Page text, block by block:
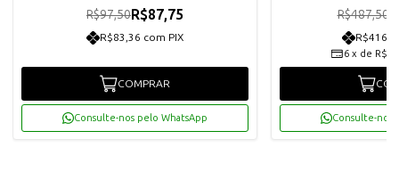
R$97,50R$87,75
R$83,36 com PIX
COMPRAR
Consulte-nos pelo WhatsApp
R$487,50
6 x de
Consulte-nos